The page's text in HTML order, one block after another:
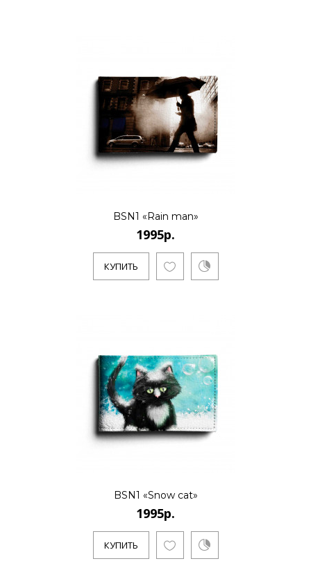
..
КУПИТЬ
..
1995р.
..
1995р.
BSN1 «Rain man»
1995р.
КУПИТЬ
BSN1 «Snow cat»
1995р.
КУПИТЬ